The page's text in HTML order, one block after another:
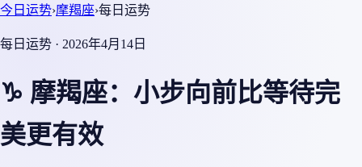
今日运势›摩羯座›每日运势
每日运势 · 2026年4月14日
♑ 摩羯座：小步向前比等待完
美更有效